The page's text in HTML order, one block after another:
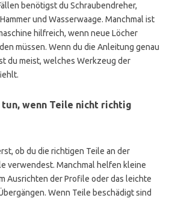
benötigst du Schraubendreher,
und Wasserwaage. Manchmal ist
hilfreich, wenn neue Löcher
müssen. Wenn du die Anleitung genau
du meist, welches Werkzeug der
tun, wenn Teile nicht richtig
ob du die richtigen Teile an der
verwendest. Manchmal helfen kleine
Ausrichten der Profile oder das leichte
Wenn Teile beschädigt sind